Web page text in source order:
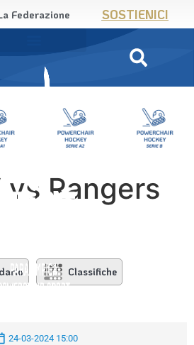
Federazione SOSTIENICI
vs Rangers
Classifiche
24-03-2024 15:00